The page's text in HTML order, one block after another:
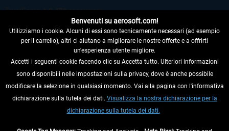
RECEDERE DAL CONTRATTO
INFORMAZIONI
Benvenuti su aerosoft.com!
Utilizziamo i cookie. Alcuni di essi sono tecnicamente necessari (ad esempio
per il carrello), altri ci aiutano a migliorare le nostre offerte e a offrirti
un'esperienza utente migliore.
Accetti i seguenti cookie facendo clic su Accetta tutto. Ulteriori informazioni
sono disponibili nelle impostazioni sulla privacy, dove è anche possibile
modificare la selezione in qualsiasi momento. Vai alla pagina con l'informativa
dichiarazione sulla tutela dei dati. Visualizza la nostra dichiarazione per la
dichiarazione sulla tutela dei dati.